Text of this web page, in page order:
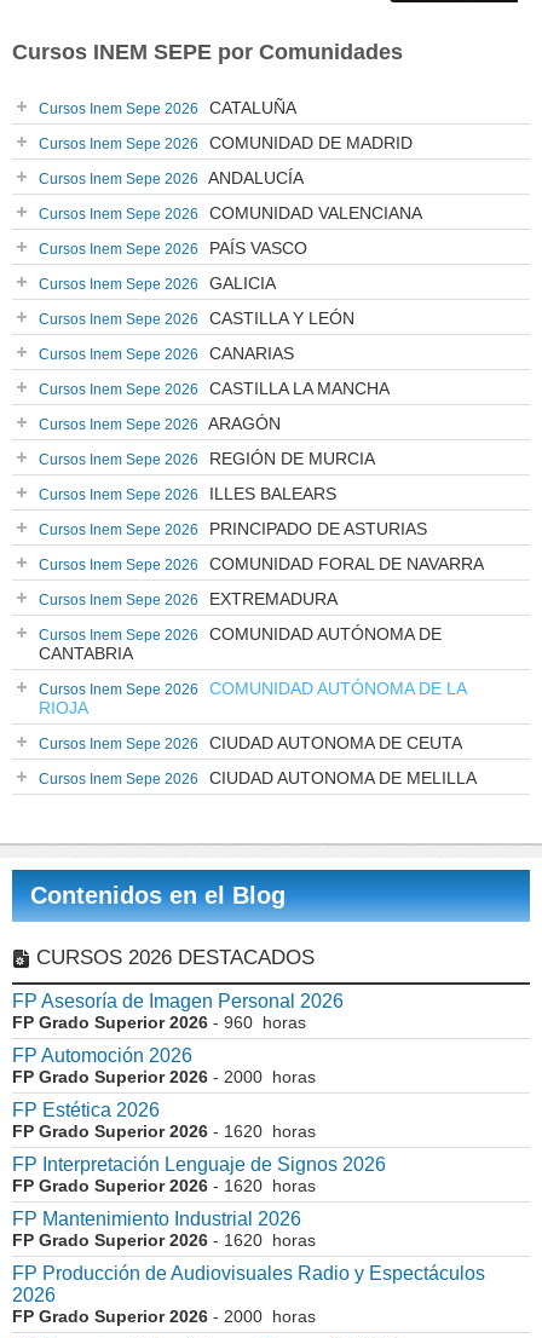
Cursos INEM SEPE por Comunidades
Cursos Inem Sepe 2026 CATALUÑA
Cursos Inem Sepe 2026 COMUNIDAD DE MADRID
Cursos Inem Sepe 2026 ANDALUCÍA
Cursos Inem Sepe 2026 COMUNIDAD VALENCIANA
Cursos Inem Sepe 2026 PAÍS VASCO
Cursos Inem Sepe 2026 GALICIA
Cursos Inem Sepe 2026 CASTILLA Y LEÓN
Cursos Inem Sepe 2026 CANARIAS
Cursos Inem Sepe 2026 CASTILLA LA MANCHA
Cursos Inem Sepe 2026 ARAGÓN
Cursos Inem Sepe 2026 REGIÓN DE MURCIA
Cursos Inem Sepe 2026 ILLES BALEARS
Cursos Inem Sepe 2026 PRINCIPADO DE ASTURIAS
Cursos Inem Sepe 2026 COMUNIDAD FORAL DE NAVARRA
Cursos Inem Sepe 2026 EXTREMADURA
Cursos Inem Sepe 2026
COMUNIDAD AUTÓNOMA DE
CANTABRIA
Cursos Inem Sepe 2026
COMUNIDAD AUTÓNOMA DE LA
RIOJA
Cursos Inem Sepe 2026 CIUDAD AUTONOMA DE CEUTA
Cursos Inem Sepe 2026 CIUDAD AUTONOMA DE MELILLA
Contenidos en el Blog
CURSOS 2026 DESTACADOS
FP Asesoría de Imagen Personal 2026
FP Grado Superior 2026 - 960 horas
FP Automoción 2026
FP Grado Superior 2026 - 2000 horas
FP Estética 2026
FP Grado Superior 2026 - 1620 horas
FP Interpretación Lenguaje de Signos 2026
FP Grado Superior 2026 - 1620 horas
FP Mantenimiento Industrial 2026
FP Grado Superior 2026 - 1620 horas
FP Producción de Audiovisuales Radio y Espectáculos
2026
FP Grado Superior 2026 - 2000 horas